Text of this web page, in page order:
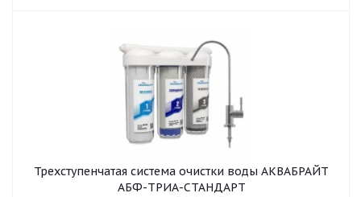
Трехступенчатая система очистки воды АКВАБРАЙТ
АБФ-ТРИА-СТАНДАРТ